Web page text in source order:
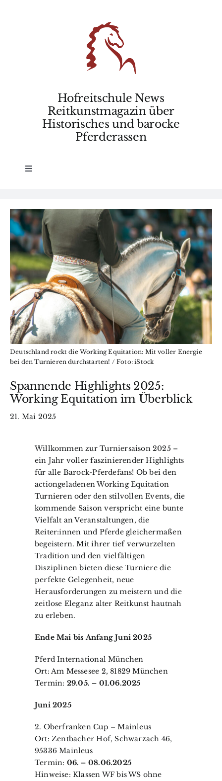
Hofreitschule News
Reitkunstmagazin über
Historisches und barocke
Pferderassen
Toggle
Wissen
BfkbR
Markt
Termine
Kontakt
Search
for:
Deutschland rockt die Working Equitation: Mit voller Energie
bei den Turnieren durchstarten! / Foto: iStock
Spannende Highlights 2025:
Working Equitation im Überblick
21. Mai 2025
Willkommen zur Turniersaison 2025 –
ein Jahr voller faszinierender Highlights
für alle Barock-Pferdefans! Ob bei den
actiongeladenen Working Equitation
Turnieren oder den stilvollen Events, die
kommende Saison verspricht eine bunte
Vielfalt an Veranstaltungen, die
Reiter:innen und Pferde gleichermaßen
begeistern. Mit ihrer tief verwurzelten
Tradition und den vielfältigen
Disziplinen bieten diese Turniere die
perfekte Gelegenheit, neue
Herausforderungen zu meistern und die
zeitlose Eleganz alter Reitkunst hautnah
zu erleben.
Ende Mai bis Anfang Juni 2025
Pferd International München
Ort: Am Messesee 2, 81829 München
Termin: 29.05. – 01.06.2025
Juni 2025
2. Oberfranken Cup – Mainleus
Ort: Zentbacher Hof, Schwarzach 46,
95336 Mainleus
Termin: 06. – 08.06.2025
Hinweise: Klassen WF bis WS ohne